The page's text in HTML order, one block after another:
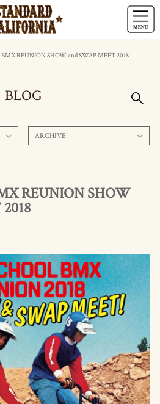
REUNION SHOW and SWAP MEET 2018
BLOG
ARCHIVE
REUNION SHOW